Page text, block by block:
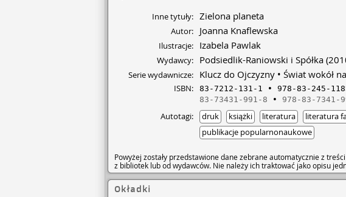
Inne tytuły: Zielona planeta
Autor: Joanna Knaflewska
Ilustracje: Izabela Pawlak
Wydawcy: Podsiedlik-Raniowski i Spółka
Serie wydawnicze: Klucz do Ojczyzny Świat wokół
ISBN: 83-7212-131-1 978-83-245-
83-73431-991-8
978-83-7341-
Autotagi: druk książki literatura literatura
publikacje popularnonaukowe
Powyżej zostały przedstawione dane zebrane automatycznie z
z bibliotek lub od wydawców. Nie należy ich traktować jako opisu
Okładki